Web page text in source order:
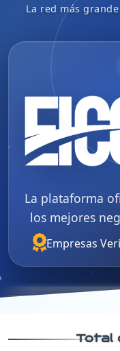
La red más
La plataforma
los mejores
Empresas
Total